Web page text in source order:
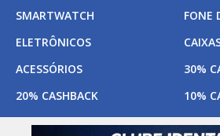
SMARTWATCH
FONE
ELETRÔNICOS
ACESSÓRIOS
30%
20% CASHBACK
10%